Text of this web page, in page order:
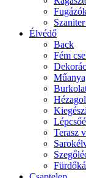
Élvédő
Back
Fém
Terasz